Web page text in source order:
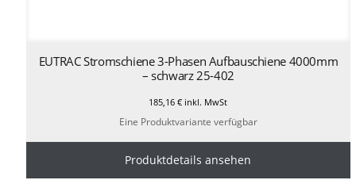
EUTRAC Stromschiene 3-Phasen Aufbauschiene 4000mm
– schwarz 25-402
185,16€ inkl. MwSt
Eine Produktvariante verfügbar
Produktdetails ansehen